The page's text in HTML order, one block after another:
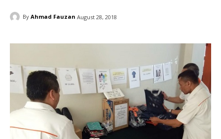
By Ahmad Fauzan August 28, 2018